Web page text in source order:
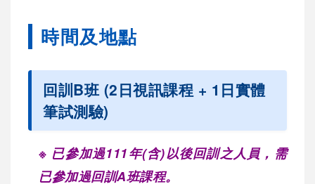
時間及地點
回訓B班 (2日視訊課程 + 1日實體
筆試測驗)
※ 已參加過111年(含)以後回訓之人員，需
已參加過回訓A班課程。